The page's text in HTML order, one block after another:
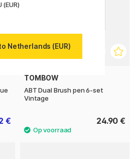
€
TOMBOW
ABT Dual Brush pen 6-set
Vintage
24.90 €
(EUR)
Netherlands (EUR)